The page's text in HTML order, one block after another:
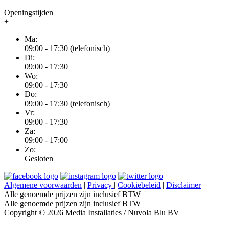
Openingstijden
+
Ma:
09:00 - 17:30 (telefonisch)
Di:
09:00 - 17:30
Wo:
09:00 - 17:30
Do:
09:00 - 17:30 (telefonisch)
Vr:
09:00 - 17:30
Za:
09:00 - 17:00
Zo:
Gesloten
Algemene voorwaarden | Privacy | Cookiebeleid | Disclaimer
Alle genoemde prijzen zijn inclusief BTW
Alle genoemde prijzen zijn inclusief BTW
Copyright © 2026 Media Installaties / Nuvola Blu BV